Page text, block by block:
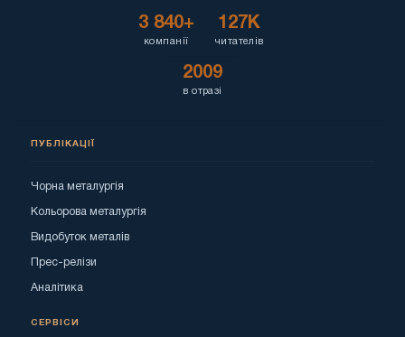
3 840+
компанії
127K
читателів
2009
в отразі
ПУБЛІКАЦІЇ
Чорна металургія
Кольорова металургія
Видобуток металів
Прес-релізи
Аналітика
СЕРВІСИ